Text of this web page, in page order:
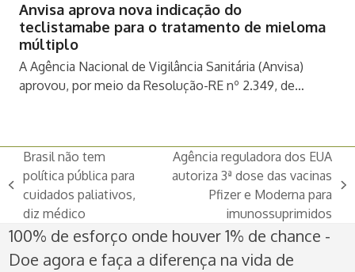
Anvisa aprova nova indicação do
teclistamabe para o tratamento de mieloma
múltiplo
A Agência Nacional de Vigilância Sanitária (Anvisa)
aprovou, por meio da Resolução-RE nº 2.349, de…
previous
post:
Brasil não tem
política pública para
cuidados paliativos,
diz médico
Agência reguladora dos EUA
autoriza 3ª dose das vacinas
Pfizer e Moderna para
imunossuprimidos
100% de esforço onde houver 1% de chance -
Doe agora e faça a diferença na vida de